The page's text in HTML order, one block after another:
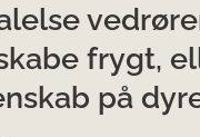
frygt,
på